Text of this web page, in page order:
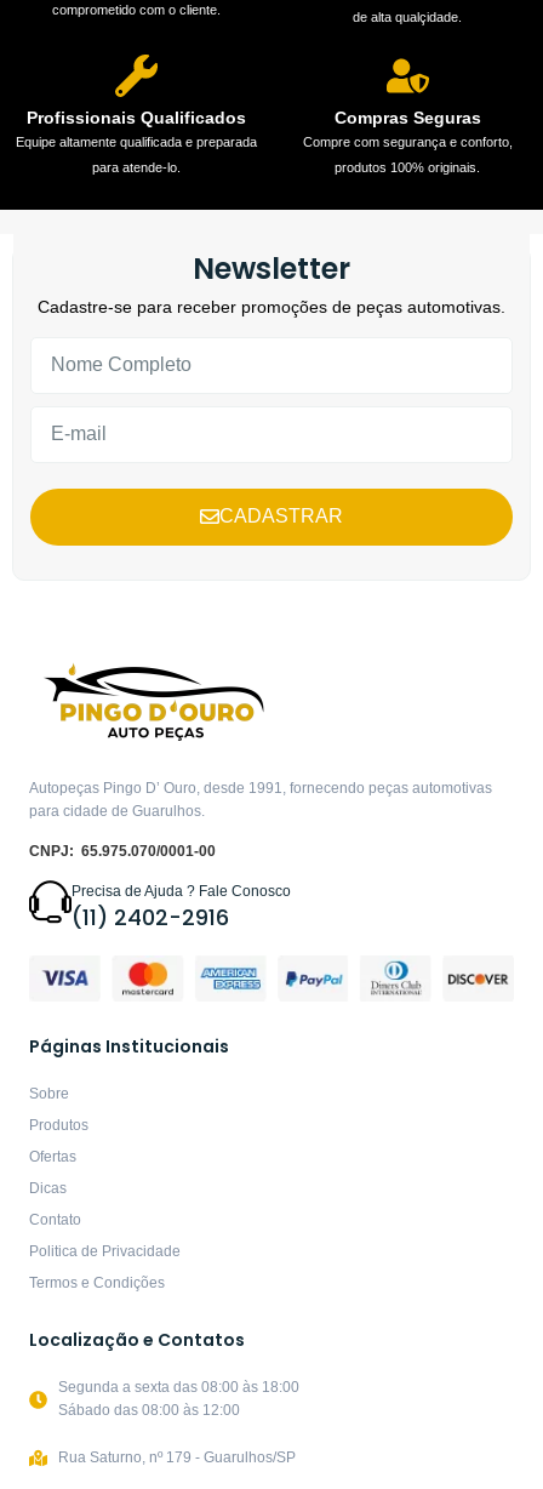
comprometido com o cliente.
de alta qualçidade.
Profissionais Qualificados
Equipe altamente qualificada e preparada
para atende-lo.
Compras Seguras
Compre com segurança e conforto,
produtos 100% originais.
Newsletter
Cadastre-se para receber promoções de peças automotivas.
CADASTRAR
Autopeças Pingo D’ Ouro, desde 1991, fornecendo peças automotivas
para cidade de Guarulhos.
CNPJ: 65.975.070/0001-00
Precisa de Ajuda ? Fale Conosco
(11) 2402-2916
Páginas Institucionais
Sobre
Produtos
Ofertas
Dicas
Contato
Politica de Privacidade
Termos e Condições
Localização e Contatos
Segunda a sexta das 08:00 às 18:00
Sábado das 08:00 às 12:00
Rua Saturno, nº 179 - Guarulhos/SP